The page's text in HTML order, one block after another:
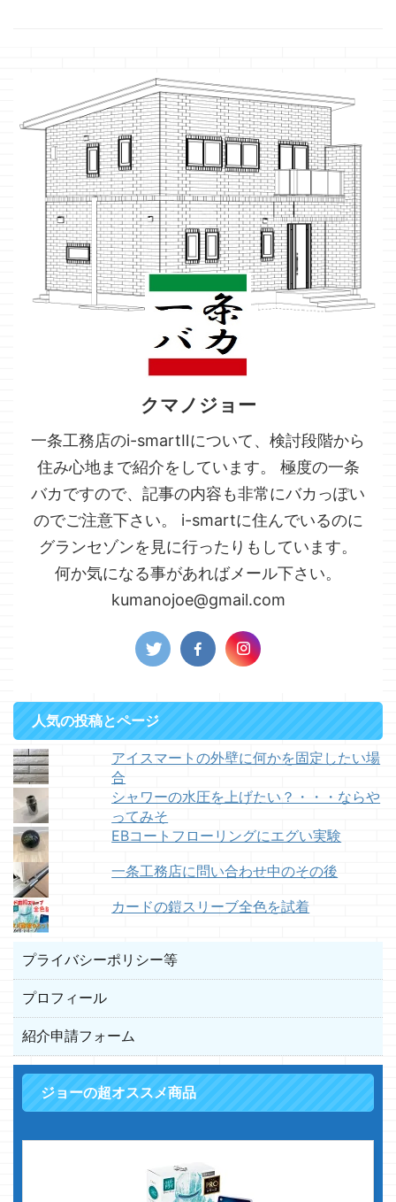
クマノジョー
一条工務店のi-smartⅡについて、検討段階から
住み心地まで紹介をしています。 極度の一条
バカですので、記事の内容も非常にバカっぽい
のでご注意下さい。 i-smartに住んでいるのに
グランセゾンを見に行ったりもしています。
何か気になる事があればメール下さい。
kumanojoe@gmail.com
人気の投稿とページ
アイスマートの外壁に何かを固定したい場
合
シャワーの水圧を上げたい？・・・ならや
ってみそ
EBコートフローリングにエグい実験
一条工務店に問い合わせ中のその後
カードの鎧スリーブ全色を試着
プライバシーポリシー等
プロフィール
紹介申請フォーム
ジョーの超オススメ商品